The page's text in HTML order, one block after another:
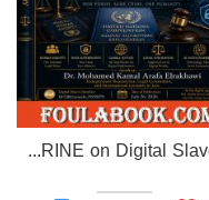
EL-RAKHAWI DOCTRINE on Digital Slavery